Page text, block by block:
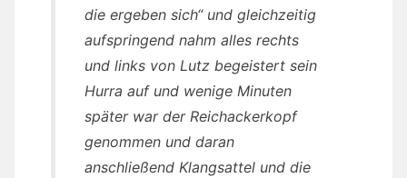
die ergeben sich“ und gleichzeitig
aufspringend nahm alles rechts
und links von Lutz begeistert sein
Hurra auf und wenige Minuten
später war der Reichackerkopf
genommen und daran
anschließend Klangsattel und die